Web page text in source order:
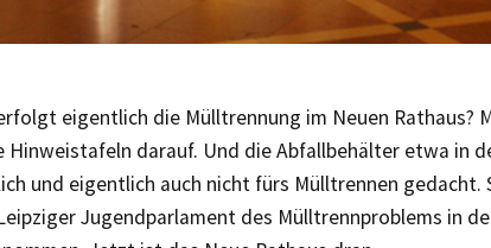
eigentlich die Mülltrennung im Neuen Rathaus?
Hinweistafeln darauf. Und die Abfallbehälter etwa in
und eigentlich auch nicht fürs Mülltrennen gedacht.
Jugendparlament des Mülltrennproblems in